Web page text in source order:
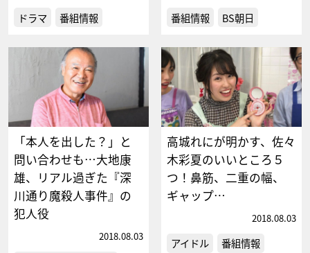
ドラマ 番組情報 番組情報 BS朝日
「本人を出した？」と
問い合わせも…大地康
雄、リアル過ぎた『深
川通り魔殺人事件』の
犯人役
2018.08.03
高城れにが明かす、佐々
木彩夏のいいところ５
つ！鼻筋、二重の幅、
ギャップ…
2018.08.03
アイドル
番組情報